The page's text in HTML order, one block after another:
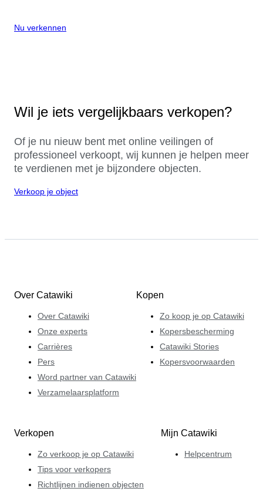
Nu verkennen
Wil je iets vergelijkbaars verkopen?
Of je nu nieuw bent met online veilingen of
professioneel verkoopt, wij kunnen je helpen meer
te verdienen met je bijzondere objecten.
Verkoop je object
Over Catawiki
Over Catawiki
Onze experts
Carrières
Pers
Word partner van Catawiki
Verzamelaarsplatform
Kopen
Zo koop je op Catawiki
Kopersbescherming
Catawiki Stories
Kopersvoorwaarden
Verkopen
Zo verkoop je op Catawiki
Tips voor verkopers
Richtlijnen indienen objecten
Mijn Catawiki
Helpcentrum